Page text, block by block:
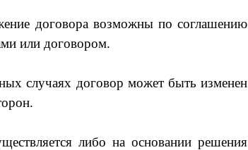
договора возможны по соглашению
или договором.
случаях договор может быть изменен
либо на основании решения